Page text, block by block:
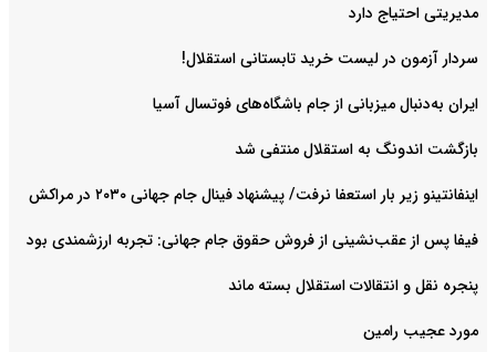
مدیریتی احتیاج دارد
سردار آزمون در لیست خرید تابستانی استقلال!
ایران به‌دنبال میزبانی از جام باشگاه‌های فوتسال آسیا
بازگشت اندونگ به استقلال منتفی شد
اینفانتینو زیر بار استعفا نرفت/ پیشنهاد فینال جام جهانی ۲۰۳۰ در مراکش
فیفا پس از عقب‌نشینی از فروش حقوق جام جهانی: تجربه ارزشمندی بود
پنجره نقل و انتقالات استقلال بسته ماند
مورد عجیب رامین